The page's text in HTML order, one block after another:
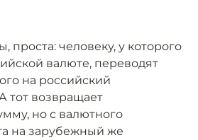
проста: человеку, у которого
валюте, переводят
на российский
тот возвращает
но с валютного
на зарубежный же